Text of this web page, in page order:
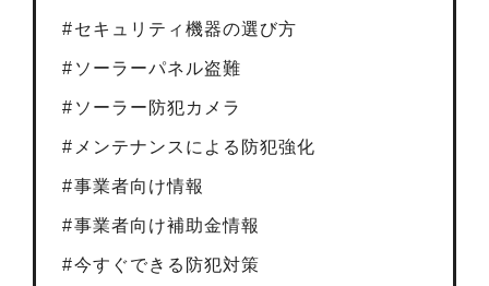
セキュリティ機器の選び方
ソーラーパネル盗難
ソーラー防犯カメラ
メンテナンスによる防犯強化
事業者向け情報
事業者向け補助金情報
今すぐできる防犯対策